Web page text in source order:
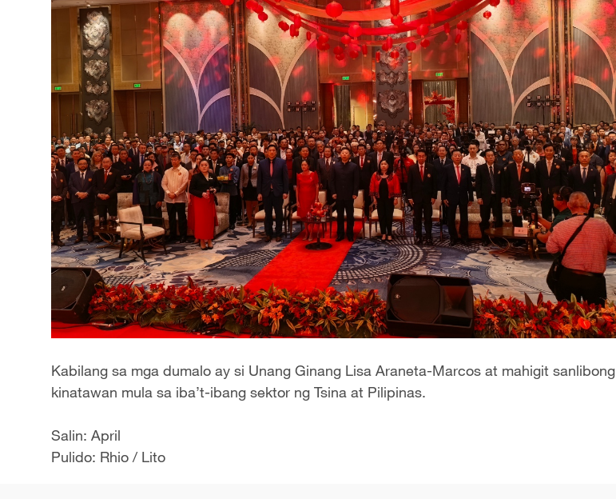
Kabilang sa mga dumalo ay si Unang Ginang Lisa Araneta-Marcos at mahigit sanlibong
kinatawan mula sa iba’t-ibang sektor ng Tsina at Pilipinas.
Salin: April
Pulido: Rhio / Lito